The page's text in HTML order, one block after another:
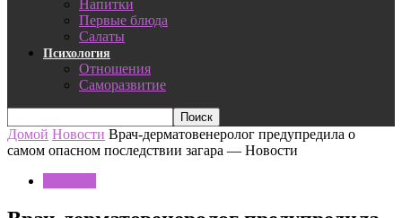
Напитки
Первые блюда
Салаты
Психология
Отношения
Саморазвитие
Домой Новости Врач-дерматовенеролог предупредила о
самом опасном последствии загара — Новости